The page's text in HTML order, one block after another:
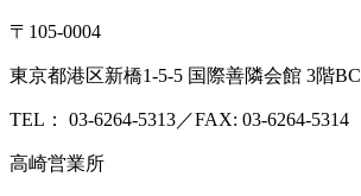
〒105-0004
東京都港区新橋1-5-5 国際善隣会館 3階BC
TEL： 03-6264-5313／FAX: 03-6264-5314
高崎営業所